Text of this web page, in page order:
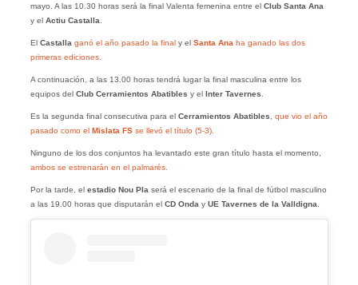
mayo. A las 10.30 horas será la final Valenta femenina entre el Club Santa Ana
y el Actiu Castalla
El Castalla ganó el año pasado la final y el Santa Ana ha ganado las dos
primeras ediciones.
A continuación, a las 13.00 horas tendrá lugar la final masculina entre los
equipos del Club Cerramientos Abatibles y el Inter Tavernes
Es la segunda final consecutiva para el Cerramientos Abatibles
que vio el año
pasado como el Mislata FS se llevó el título (5-3).
Ninguno de los dos conjuntos ha levantado este gran título hasta el momento,
ambos se estrenarán en el palmarés.
Por la tarde, el estadio Nou Pla será el escenario de la final de fútbol masculino
a las 19.00 horas que disputarán el CD Onda y UE Tavernes de la Valldigna